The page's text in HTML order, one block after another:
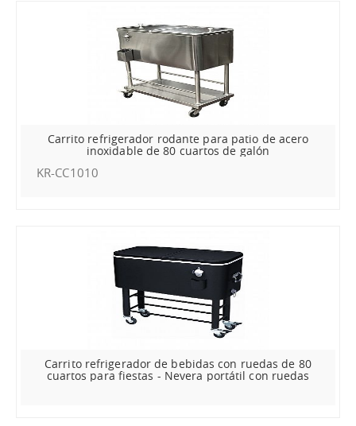
Carrito refrigerador rodante para patio de acero
inoxidable de 80 cuartos de galón
KR-CC1010
Carrito refrigerador de bebidas con ruedas de 80
cuartos para fiestas - Nevera portátil con ruedas